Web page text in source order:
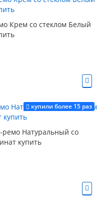
Крем со стеклом Белый
купили более 15 раз
ремо Натуральный со
купить